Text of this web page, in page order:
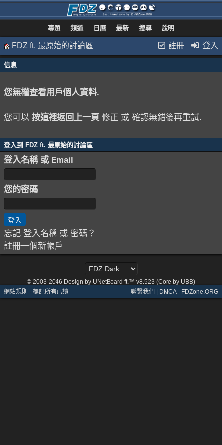
專題 頻道 日曆 最新 搜尋 說明
註冊 登入
FDZ ft. 最原始的討論區
信息
您無權查看用戶個人資料.
您可以 按這裡返回上一頁 修正 或 確認無錯後再重試.
登入到 FDZ ft. 最原始的討論區
登入名稱 或 Email
您的密碼
忘記 登入名稱 或 密碼？
註冊一個新帳戶
© 2003-2046 Design by UNetBoard ft.™ v8.523 (Core by UBB)
網站規則 · 標記所有已讀 聯繫我們 | DMCA· FDZone.ORG